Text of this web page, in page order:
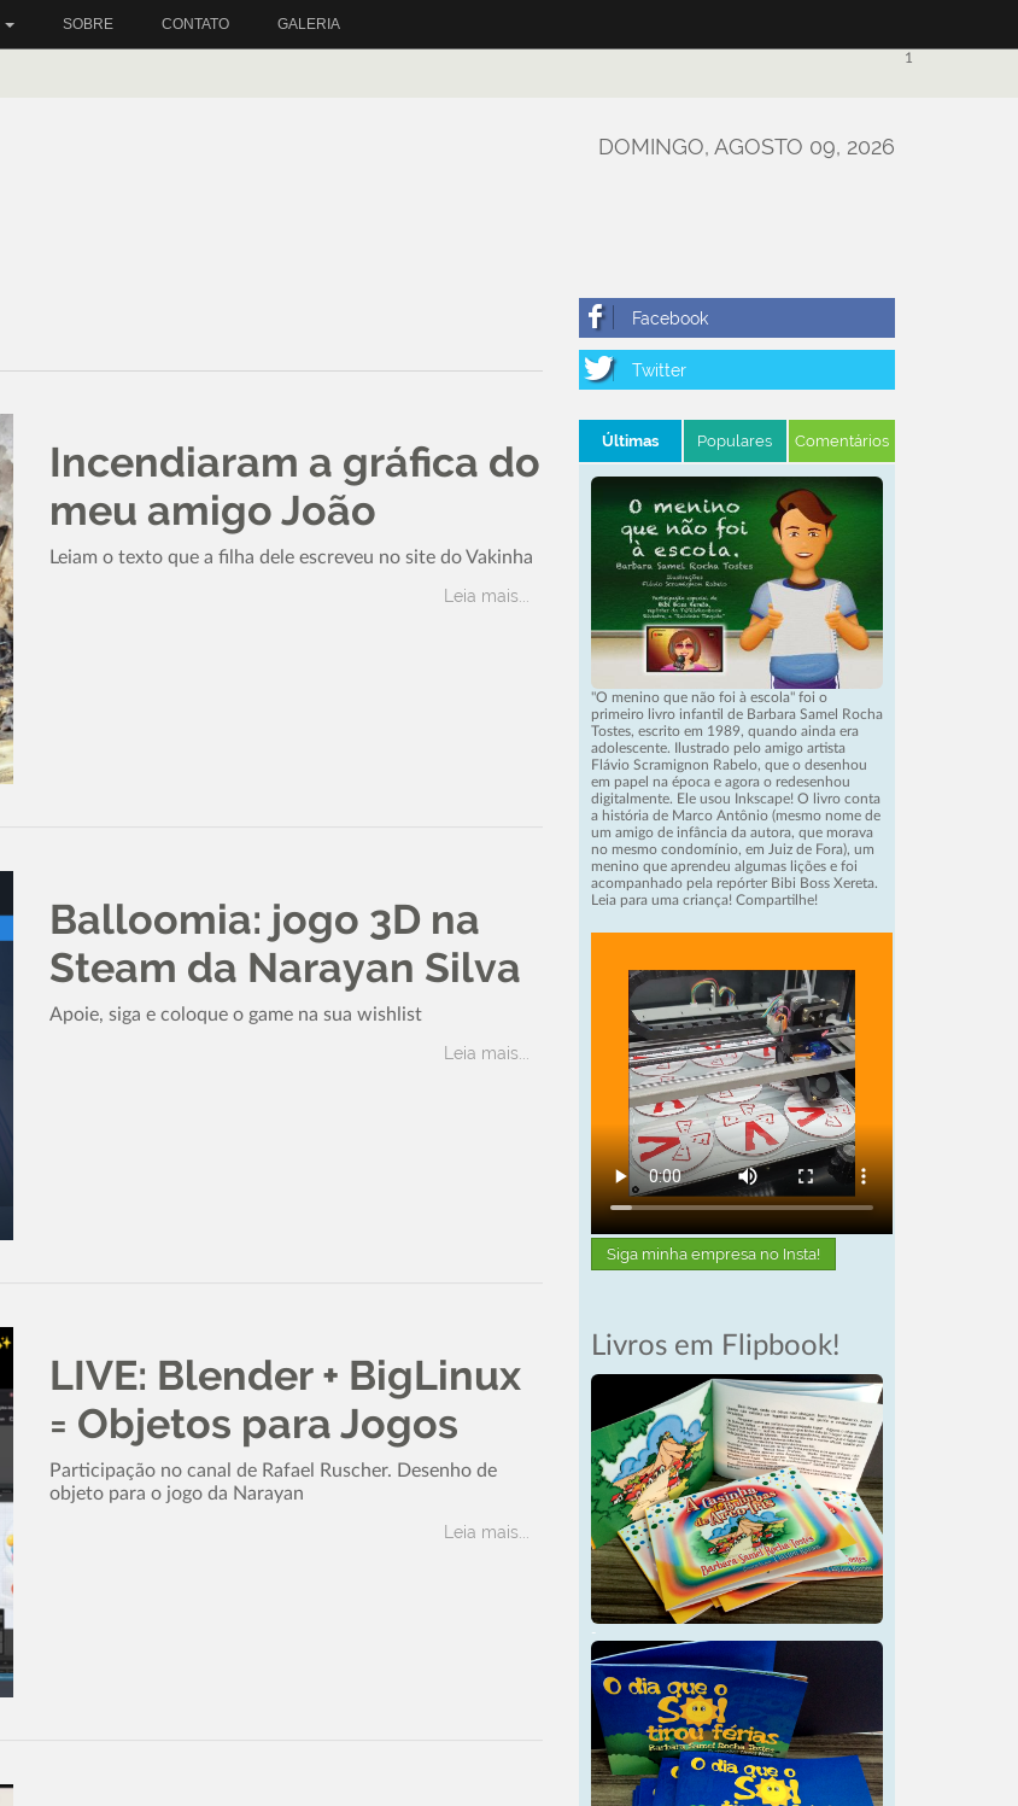
SOBRE CONTATO GALERIA
1
DOMINGO, AGOSTO 09, 2026
Incendiaram a gráfica do
meu amigo João
Leiam o texto que a filha dele escreveu no site do Vakinha
Leia mais...
Balloomia: jogo 3D na
Steam da Narayan Silva
Apoie, siga e coloque o game na sua wishlist
Leia mais...
LIVE: Blender + BigLinux
= Objetos para Jogos
Participação no canal de Rafael Ruscher. Desenho de
objeto para o jogo da Narayan
Leia mais...
Últimas Populares Comentários
"O menino que não foi à escola" foi o
primeiro livro infantil de Barbara Samel Rocha
Tostes, escrito em 1989, quando ainda era
adolescente. Ilustrado pelo amigo artista
Flávio Scramignon Rabelo, que o desenhou
em papel na época e agora o redesenhou
digitalmente. Ele usou Inkscape! O livro conta
a história de Marco Antônio (mesmo nome de
um amigo de infância da autora, que morava
no mesmo condomínio, em Juiz de Fora), um
menino que aprendeu algumas lições e foi
acompanhado pela repórter Bibi Boss Xereta.
Leia para uma criança! Compartilhe!
Siga minha empresa no Insta!
Livros em Flipbook!
-